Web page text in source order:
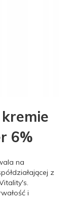
6%
na
z
i